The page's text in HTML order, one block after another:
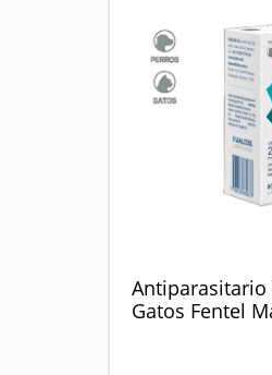
Antiparasitario
Gatos Fentel